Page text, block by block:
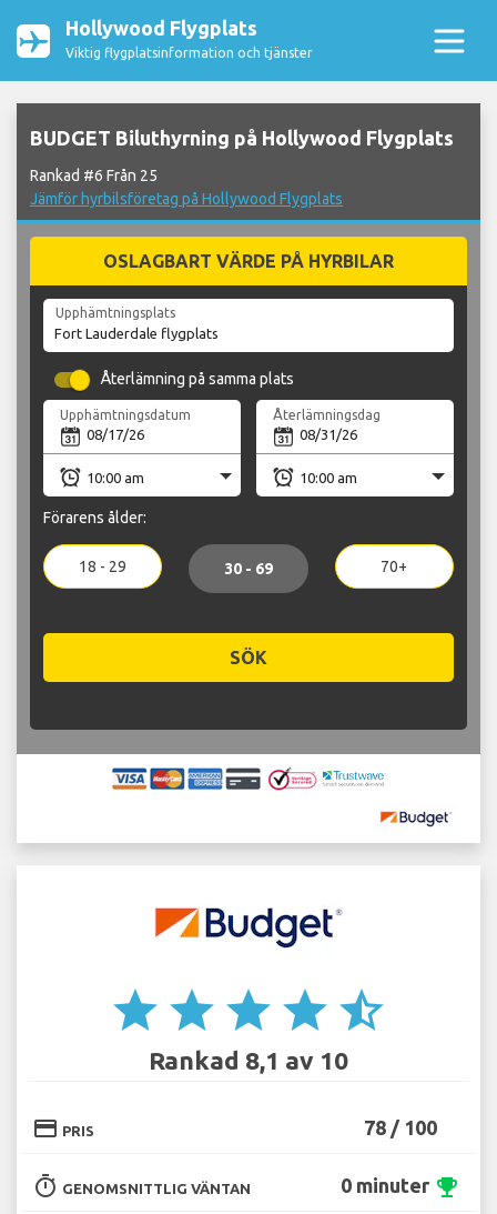
Hollywood Flygplats
Viktig flygplatsinformation och tjänster
BUDGET Biluthyrning på Hollywood Flygplats
Rankad #6 Från 25
Jämför hyrbilsföretag på Hollywood Flygplats
OSLAGBART VÄRDE PÅ HYRBILAR
Upphämtningsplats
Återlämning på samma plats
Upphämtningsdatum Återlämningsdag
Förarens ålder:
18 - 29 30 - 69 70+
SÖK
star star star star star_half
Rankad 8,1 av 10
credit_card PRIS 78 / 100
timer GENOMSNITTLIG VÄNTAN 0 minuter emoji_events